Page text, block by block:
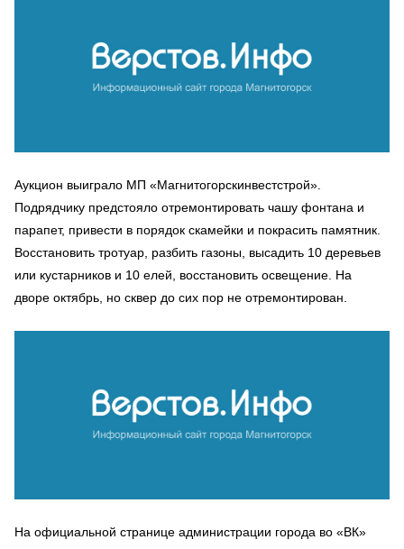
Аукцион выиграло МП «Магнитогорскинвестстрой».
Подрядчику предстояло отремонтировать чашу фонтана и
парапет, привести в порядок скамейки и покрасить памятник.
Восстановить тротуар, разбить газоны, высадить 10 деревьев
или кустарников и 10 елей, восстановить освещение. На
дворе октябрь, но сквер до сих пор не отремонтирован.
На официальной странице администрации города во «ВК»